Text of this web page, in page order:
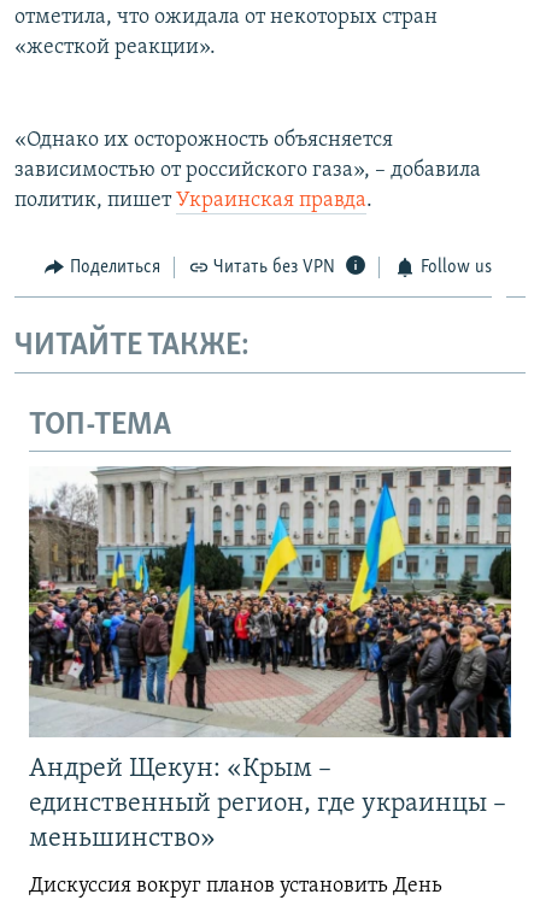
отметила, что ожидала от некоторых стран
«жесткой реакции».
«Однако их осторожность объясняется
зависимостью от российского газа», – добавила
политик, пишетУкраинская правда.
Поделиться Читать без VPN Follow us
ЧИТАЙТЕ ТАКЖЕ:
ТОП-ТЕМА
Андрей Щекун: «Крым –
единственный регион, где украинцы –
меньшинство»
Дискуссия вокруг планов установить День